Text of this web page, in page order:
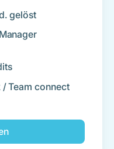
gelöst
Team connect